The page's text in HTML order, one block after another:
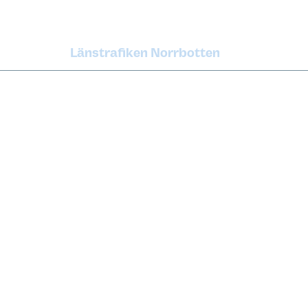
Länstrafiken Norrbotten